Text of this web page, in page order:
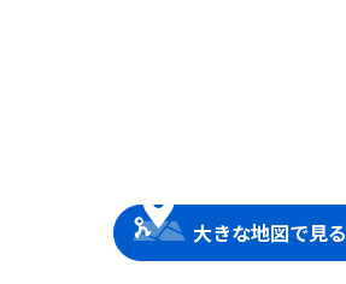
大きな地図で見る